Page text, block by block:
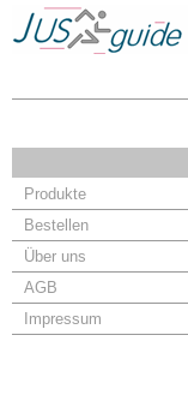
Produkte
Bestellen
Über uns
AGB
Impressum